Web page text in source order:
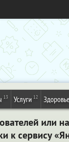
13 Услуги 12 Здоровье
или
к сервису